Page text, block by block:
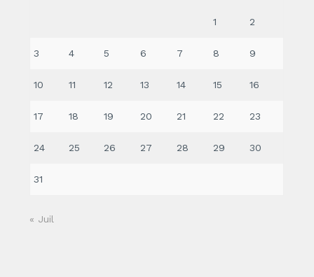
1 2
3 4 5 6 7 8 9
10 11 12 13 14 15 16
17 18 19 20 21 22 23
24 25 26 27 28 29 30
31
« Juil